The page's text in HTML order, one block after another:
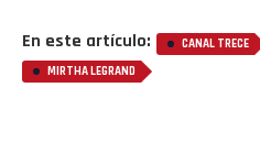
En este artículo: CANAL TRECE
MIRTHA LEGRAND